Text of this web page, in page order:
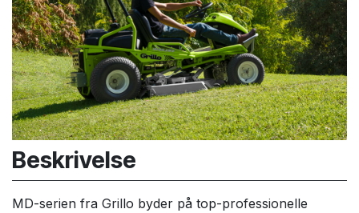
Beskrivelse
MD-serien fra Grillo byder på top-professionelle